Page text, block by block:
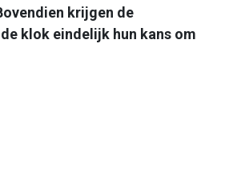
krijgen de
klok eindelijk hun kans om